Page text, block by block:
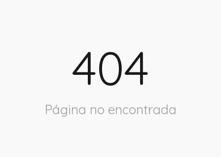
404
Página no encontrada